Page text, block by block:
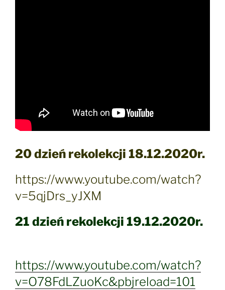
20 dzień rekolekcji 18.12.2020r.
https://www.youtube.com/watch?
v=5qjDrs_yJXM
21 dzień rekolekcji 19.12.2020r.
https://www.youtube.com/watch?
v=O78FdLZuoKc&pbjreload=101